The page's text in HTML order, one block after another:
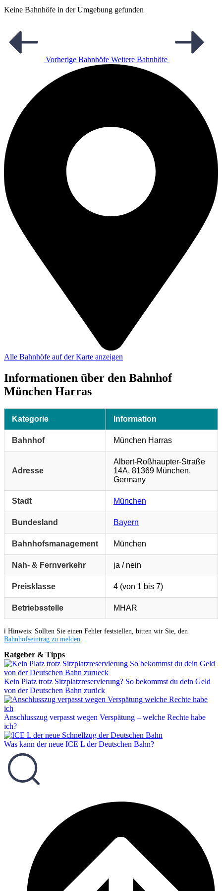
Keine Bahnhöfe in der Umgebung gefunden
Vorherige Bahnhöfe Weitere Bahnhöfe
Alle Bahnhöfe auf der Karte anzeigen
Informationen über den Bahnhof
München Harras
Kategorie Information
Bahnhof München Harras
Adresse
Albert-Roßhaupter-Straße
14A, 81369 München,
Germany
Stadt München
Bundesland Bayern
Bahnhofsmanagement München
Nah- & Fernverkehr ja / nein
Preisklasse 4 (von 1 bis 7)
Betriebsstelle MHAR
ℹ️ Hinweis: Sollten Sie einen Fehler feststellen, bitten wir Sie, den
Bahnhofseintrag zu melden
Ratgeber & Tipps
Kein Platz trotz Sitzplatzreservierung? So bekommst du dein Geld
von der Deutschen Bahn zurück
Anschlusszug verpasst wegen Verspätung – welche Rechte habe
ich?
Was kann der neue ICE L der Deutschen Bahn?